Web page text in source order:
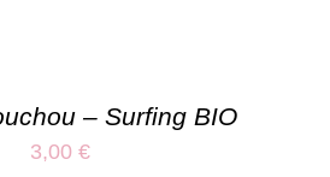
– Surfing BIO
3,00 €